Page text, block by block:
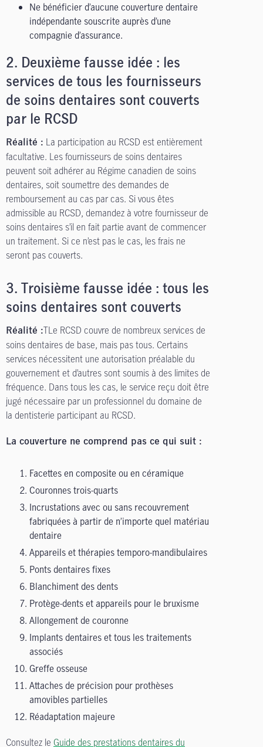
Ne bénéficier d’aucune couverture dentaire
indépendante souscrite auprès d’une
compagnie d’assurance.
2. Deuxième fausse idée : les
services de tous les fournisseurs
de soins dentaires sont couverts
par le RCSD
Réalité : La participation au RCSD est entièrement
facultative. Les fournisseurs de soins dentaires
peuvent soit adhérer au Régime canadien de soins
dentaires, soit soumettre des demandes de
remboursement au cas par cas. Si vous êtes
admissible au RCSD, demandez à votre fournisseur de
soins dentaires s’il en fait partie avant de commencer
un traitement. Si ce n’est pas le cas, les frais ne
seront pas couverts.
3.
Troisième fausse idée : tous les
soins dentaires sont couverts
Réalité :TLe RCSD couvre de nombreux services de
soins dentaires de base, mais pas tous. Certains
services nécessitent une autorisation préalable du
gouvernement et d’autres sont soumis à des limites de
fréquence. Dans tous les cas, le service reçu doit être
jugé nécessaire par un professionnel du domaine de
la dentisterie participant au RCSD.
La couverture ne comprend pas ce qui suit :
Facettes en composite ou en céramique
Couronnes trois-quarts
Incrustations avec ou sans recouvrement
fabriquées à partir de n’importe quel matériau
dentaire
Appareils et thérapies temporo-mandibulaires
Ponts dentaires fixes
Blanchiment des dents
Protège-dents et appareils pour le bruxisme
Allongement de couronne
Implants dentaires et tous les traitements
associés
Greffe osseuse
Attaches de précision pour prothèses
amovibles partielles
Réadaptation majeure
Consultez le Guide des prestations dentaires du